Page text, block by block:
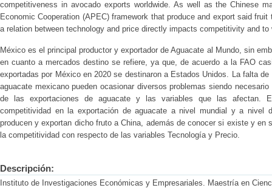
competitiveness in avocado exports worldwide. As well as the Chinese
Economic Cooperation (APEC) framework that produce and export said
a relation between technology and price directly impacts competitivity and to
México es el principal productor y exportador de Aguacate al Mundo, sin
en cuanto a mercados destino se refiere, ya que, de acuerdo a la FAO
exportadas por México en 2020 se destinaron a Estados Unidos. La falta
aguacate mexicano pueden ocasionar diversos problemas siendo
de las exportaciones de aguacate y las variables que las afectan.
competitividad en la exportación de aguacate a nivel mundial y a nivel
producen y exportan dicho fruto a China, además de conocer si existe y en
la competitividad con respecto de las variables Tecnología y Precio.
Descripción:
Instituto de Investigaciones Económicas y Empresariales. Maestría en